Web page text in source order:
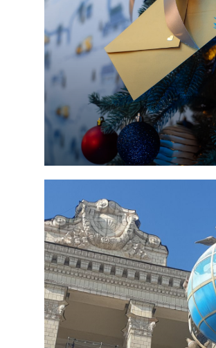
Мероприятия за рубежом
Новогодние
Фестивали и муниципальные
мероприятия
Спортивные соревнования и
чемпионаты